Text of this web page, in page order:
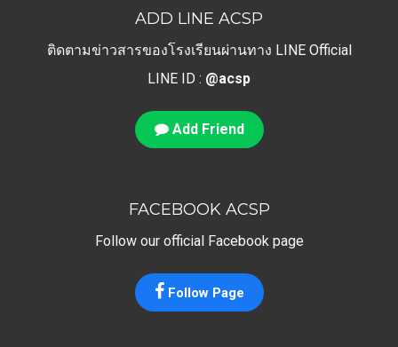
ADD LINE ACSP
ติดตามข่าวสารของโรงเรียนผ่านทาง LINE Official
LINE ID : @acsp
Add Friend
FACEBOOK ACSP
Follow our official Facebook page
Follow Page